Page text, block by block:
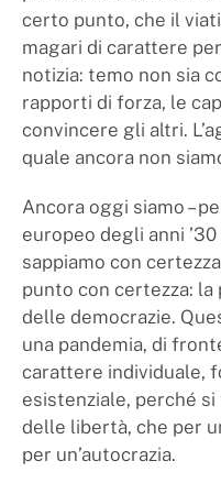
certo punto, che il
magari di carattere
notizia: temo non sia
rapporti di forza, le
convincere gli altri.
quale ancora non
Ancora oggi siamo –
europeo degli anni
sappiamo con
punto con certezza:
delle democrazie.
una pandemia, di
carattere individuale,
esistenziale, perché
delle libertà, che per
per un’autocrazia.